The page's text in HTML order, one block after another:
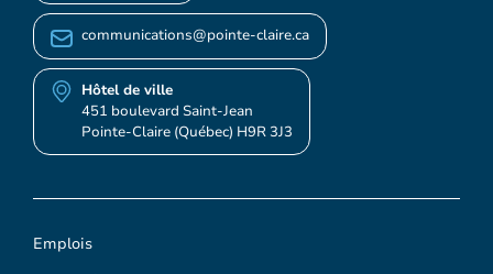
Emplois
communications@pointe-claire.ca
Hôtel de ville
451 boulevard Saint-Jean
Pointe-Claire (Québec) H9R 3J3